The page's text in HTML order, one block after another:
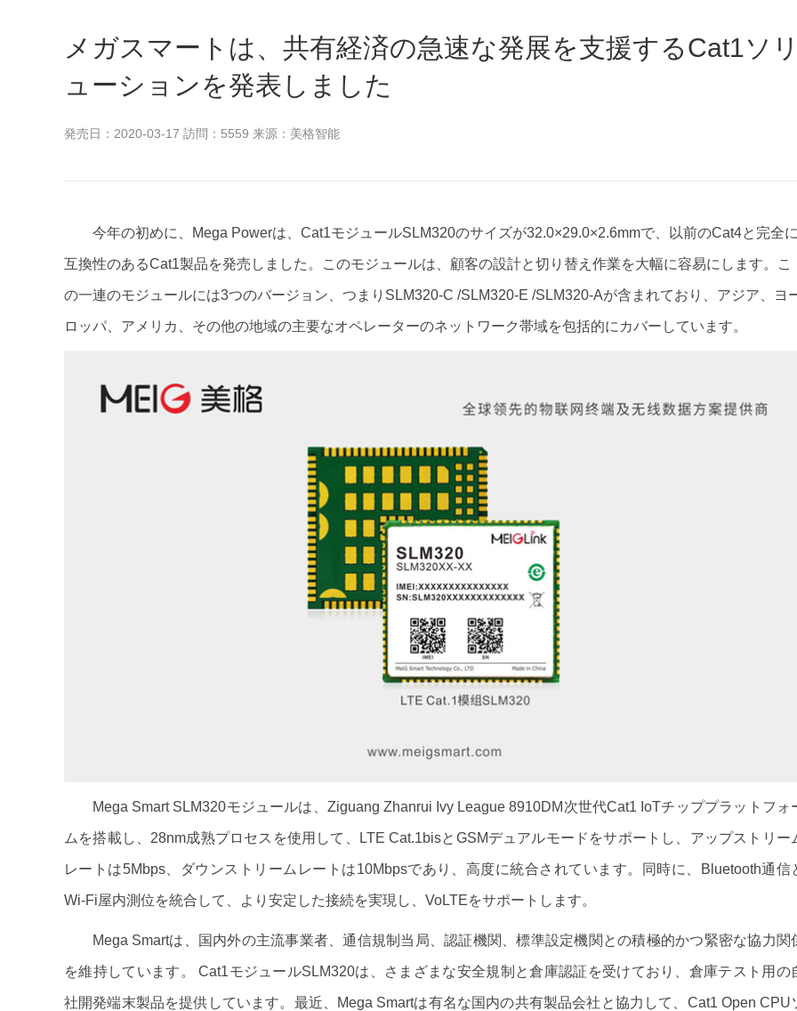
メガスマートは、共有経済の急速な発展を支援するCat1ソ
ューションを発表しました
発売日：2020-03-17 訪問：5559 来源：美格智能
今年の初めに、Mega Powerは、Cat1モジュールSLM320のサイズが32.0×29.0×2.6mmで、以前のCat4と完全
互換性のあるCat1製品を発売しました。このモジュールは、顧客の設計と切り替え作業を大幅に容易にします。こ
の一連のモジュールには3つのバージョン、つまりSLM320-C /SLM320-E /SLM320-Aが含まれており、アジア、ヨ
ロッパ、アメリカ、その他の地域の主要なオペレーターのネットワーク帯域を包括的にカバーしています。
Mega Smart SLM320モジュールは、Ziguang Zhanrui Ivy League 8910DM次世代Cat1 IoTチッププラットフォ
ムを搭載し、28nm成熟プロセスを使用して、LTE Cat.1bisとGSMデュアルモードをサポートし、アップストリー
レートは5Mbps、ダウンストリームレートは10Mbpsであり、高度に統合されています。同時に、Bluetooth通信
Wi-Fi屋内測位を統合して、より安定した接続を実現し、VoLTEをサポートします。
Mega Smartは、国内外の主流事業者、通信規制当局、認証機関、標準設定機関との積極的かつ緊密な協力関
を維持しています。 Cat1モジュールSLM320は、さまざまな安全規制と倉庫認証を受けており、倉庫テスト用の
社開発端末製品を提供しています。最近、Mega Smartは有名な国内の共有製品会社と協力して、Cat1 Open CPU